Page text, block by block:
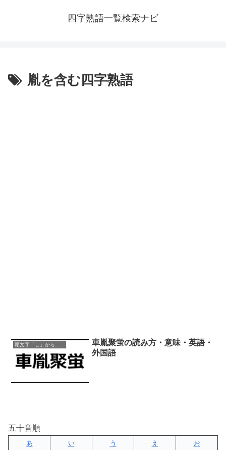
四字熟語一覧検索ナビ
胤を含む四字熟語
車胤聚蛍の読み方・意味・英語・
外国語
五十音順
あ い う え
お